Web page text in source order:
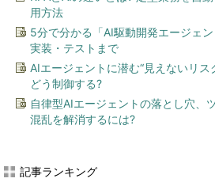
用方法
5分で分かる「AI駆動開発エージェ
実装・テストまで
AIエージェントに潜む“見えないリス
どう制御する?
自律型AIエージェントの落とし穴、
混乱を解消するには?
記事ランキング